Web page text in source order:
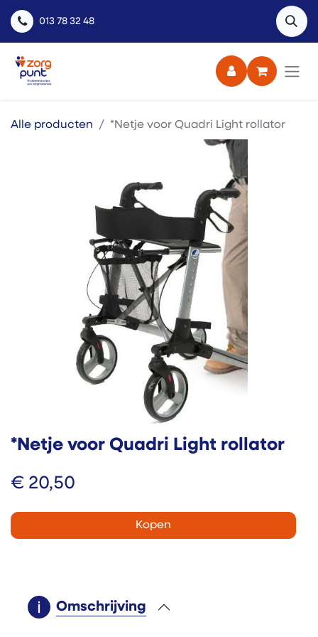
013 78 32 48
Alle producten *Netje voor Quadri Light rollator
*Netje voor Quadri Light rollator
€ 20,50
Kopen
Omschrijving